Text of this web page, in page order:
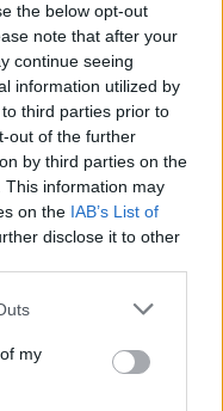
the below opt-out
note that after your
continue seeing
information utilized by
third parties prior to
out of the further
by third parties on the
This information may
on the IAB’s List of
disclose it to other
one or more Google
You may click to
third-party tags to
in below Google
my